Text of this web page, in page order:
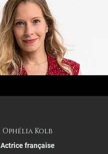
Ophélia Kolb
Actrice française